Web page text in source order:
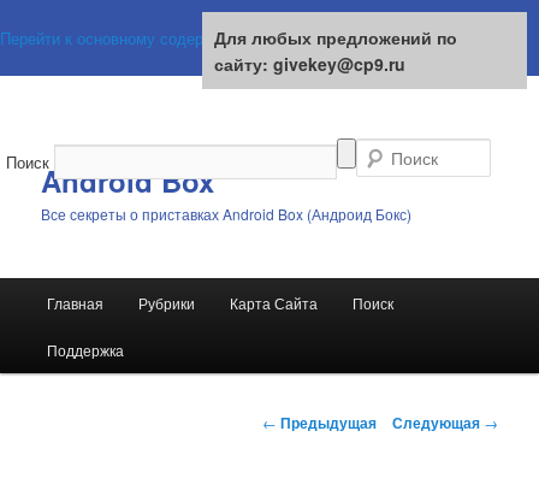
Перейти к основному содержимому
Android Box
Все секреты о приставках Android Box (Андроид Бокс)
Поиск
Главная Рубрики Карта Сайта Поиск
Поддержка
Навигация
← Предыдущая Следующая →
Для любых предложений по
сайту: givekey@cp9.ru
Для любых предложений по
сайту: givekey@cp9.ru